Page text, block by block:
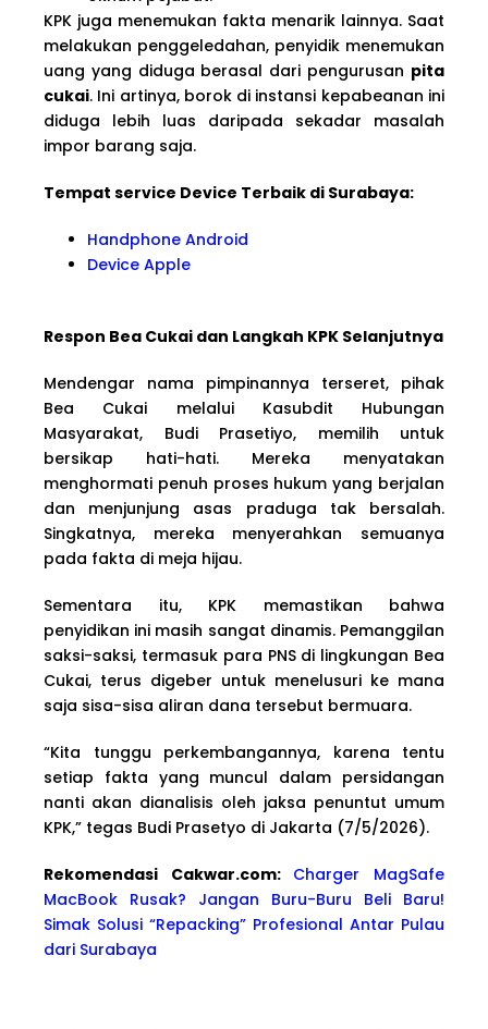
KPK juga menemukan fakta menarik lainnya. Saat
melakukan penggeledahan, penyidik menemukan
uang yang diduga berasal dari pengurusan pita
cukai. Ini artinya, borok di instansi kepabeanan ini
diduga lebih luas daripada sekadar masalah
impor barang saja.
Tempat service Device Terbaik di Surabaya:
Handphone Android
Device Apple
Respon Bea Cukai dan Langkah KPK Selanjutnya
Mendengar nama pimpinannya terseret, pihak
Bea Cukai melalui Kasubdit Hubungan
Masyarakat, Budi Prasetiyo, memilih untuk
bersikap hati-hati. Mereka menyatakan
menghormati penuh proses hukum yang berjalan
dan menjunjung asas praduga tak bersalah.
Singkatnya, mereka menyerahkan semuanya
pada fakta di meja hijau.
Sementara itu, KPK memastikan bahwa
penyidikan ini masih sangat dinamis. Pemanggilan
saksi-saksi, termasuk para PNS di lingkungan Bea
Cukai, terus digeber untuk menelusuri ke mana
saja sisa-sisa aliran dana tersebut bermuara.
“Kita tunggu perkembangannya, karena tentu
setiap fakta yang muncul dalam persidangan
nanti akan dianalisis oleh jaksa penuntut umum
KPK,” tegas Budi Prasetyo di Jakarta (7/5/2026).
Rekomendasi Cakwar.com: Charger MagSafe
MacBook Rusak? Jangan Buru-Buru Beli Baru!
Simak Solusi “Repacking” Profesional Antar Pulau
dari Surabaya